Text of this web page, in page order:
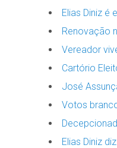
Elias Diniz é
Renovação
Vereador
Cartório
José
Votos
Elias Diniz